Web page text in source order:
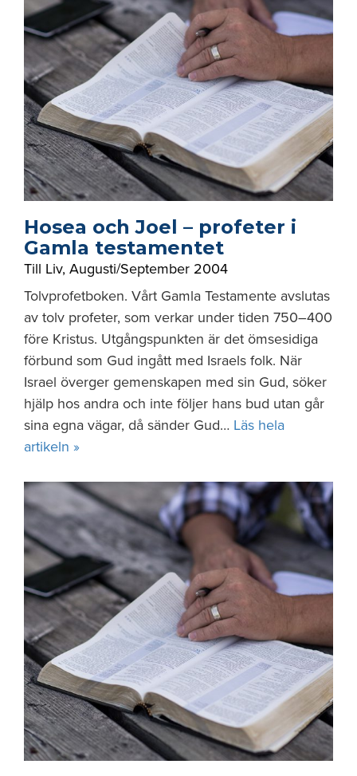
Hosea och Joel – profeter i
Gamla testamentet
Till Liv, Augusti/September 2004
Tolvprofetboken. Vårt Gamla Testamente avslutas
av tolv profeter, som verkar under tiden 750–400
före Kristus. Utgångspunkten är det ömsesidiga
förbund som Gud ingått med Israels folk. När
Israel överger gemenskapen med sin Gud, söker
hjälp hos andra och inte följer hans bud utan går
sina egna vägar, då sänder Gud… Läs hela
artikeln »